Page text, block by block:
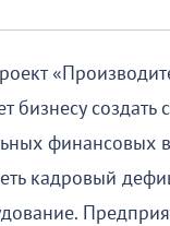
бизнесу
финансовых
кадровый